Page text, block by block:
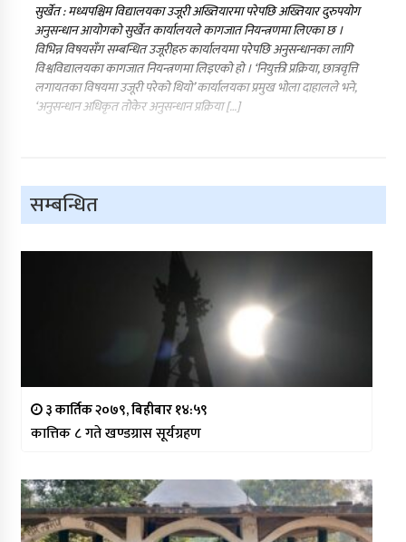
सुर्खेत : मध्यपश्चिम विद्यालयका उजूरी अख्तियारमा परेपछि अख्तियार दुरुपयोग
अनुसन्धान आयोगको सुर्खेत कार्यालयले कागजात नियन्त्रणमा लिएका छ ।
विभिन्न विषयसँग सम्बन्धित उजूरीहरु कार्यालयमा परेपछि अनुसन्धानका लागि
विश्वविद्यालयका कागजात नियन्त्रणमा लिइएको हो । ‘नियुक्ती प्रक्रिया, छात्रवृत्ति
लगायतका विषयमा उजूरी परेको थियो’ कार्यालयका प्रमुख भोला दाहालले भने,
‘अनुसन्धान अधिकृत तोकेर अनुसन्धान प्रक्रिया […]
सम्बन्धित
३ कार्तिक २०७९, बिहीबार १४:५९
कात्तिक ८ गते खण्डग्रास सूर्यग्रहण